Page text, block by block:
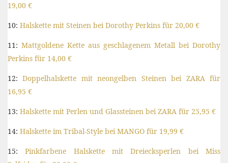
19,00 €
10: Halskette mit Steinen bei Dorothy Perkins für 20,00 €
11: Mattgoldene Kette aus geschlagenem Metall bei Dorothy
Perkins für 14,00 €
12:Doppelhalskette mit neongelben Steinen bei ZARA für
16,95 €
13: Halskette mit Perlen und Glassteinen bei ZARA für 25,95 €
14: Halskette im Tribal-Style bei MANGO für 19,99 €
15:Pinkfarbene Halskette mit Dreiecksperlen bei Miss